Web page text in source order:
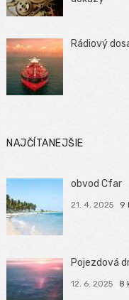
Rádiový
NAJČÍTANEJŠIE
obvod Cfar
21. 4. 2025 9
Pojezdová
12. 6. 2025 8